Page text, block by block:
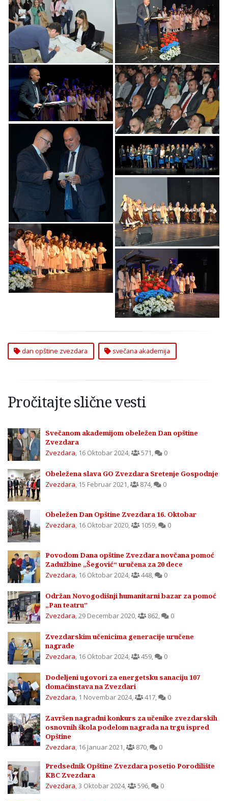
Svečana akademija
obeležen Dan opštine
Zvezdara
Svečana akademija
obeležen Dan
Zvezdare
Svečana akademija
obeležen Dan opštine
Zvezdare
Svečana akademija
Dan opštine Zvezdara
Svečana akademija
Dan opštine
Svečana akademija
opštine Zvezdara
Svečana akademija
Zvezdara
Svečana akademija
Zvezdara Opština
Akademija Zvezdara
dan opštine zvezdara svečana akademija
Pročitajte slične vesti
Svečanom akademijom obeležen Dan opštine
Zvezdara
Zvezdara, 16 Oktobar 2024, 571, 0
Obeležena slava GO Zvezdara Sretenje Gospodnje
Zvezdara, 15 Februar 2021, 874, 0
Obeležen Dan Opštine Zvezdara 16. Oktobar
Zvezdara, 16 Oktobar 2020, 1059, 0
Povodom Dana opštine Zvezdara novčana pomoć
Zadužbine „Šegović“ uručena za 20 dece
Zvezdara, 16 Oktobar 2024, 448, 0
Održan Novogodišnji humanitarni bazar za pomoć
„Pan teatru”
Zvezdara,29 Decembar 2020, 862, 0
Zvezdarskim učenicima generacije uručene
nagrade
Zvezdara, 16 Oktobar 2024, 459, 0
Dodeljeni ugovori za energetsku sanaciju 107
domaćinstava na Zvezdari
Zvezdara, 1 Novembar 2024, 417, 0
Završen nagradni konkurs za učenike zvezdarskih
osnovnih škola podelom nagrada na trgu ispred
Opštine
Zvezdara, 16 Januar 2021, 870, 0
Predsednik Opštine Zvezdara posetio Porodilište
KBC Zvezdara
Zvezdara,3 Oktobar 2024, 596, 0